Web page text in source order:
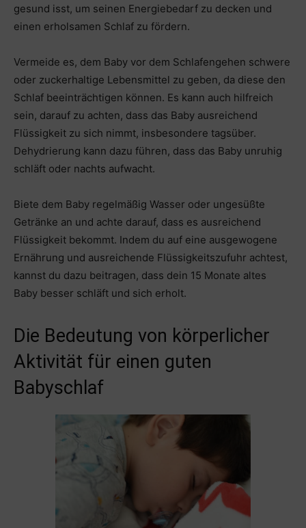
gesund isst, um seinen Energiebedarf zu decken und
einen erholsamen Schlaf zu fördern.
Vermeide es, dem Baby vor dem Schlafengehen schwere
oder zuckerhaltige Lebensmittel zu geben, da diese den
Schlaf beeinträchtigen können. Es kann auch hilfreich
sein, darauf zu achten, dass das Baby ausreichend
Flüssigkeit zu sich nimmt, insbesondere tagsüber.
Dehydrierung kann dazu führen, dass das Baby unruhig
schläft oder nachts aufwacht.
Biete dem Baby regelmäßig Wasser oder ungesüßte
Getränke an und achte darauf, dass es ausreichend
Flüssigkeit bekommt. Indem du auf eine ausgewogene
Ernährung und ausreichende Flüssigkeitszufuhr achtest,
kannst du dazu beitragen, dass dein 15 Monate altes
Baby besser schläft und sich erholt.
Die Bedeutung von körperlicher
Aktivität für einen guten
Babyschlaf